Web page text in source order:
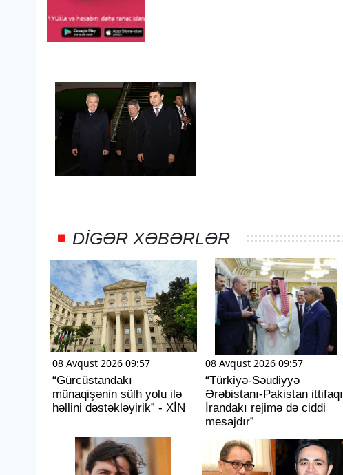
DIGƏR XƏBƏRLƏR
08 Avqust 2026 09:57
“Gürcüstandakı
münaqişənin sülh yolu ilə
həllini dəstəkləyirik” - XİN
08 Avqust 2026 09:57
“Türkiyə-Səudiyyə
Ərəbistanı-Pakistan ittifaqı
İrandakı rejimə də ciddi
mesajdır”